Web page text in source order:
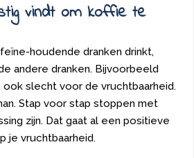
vindt om koffie te
houdende dranken drinkt,
andere dranken. Bijvoorbeeld
ook slecht voor de vruchtbaarheid.
Stap voor stap stoppen met
zijn. Dat gaat al een positieve
je vruchtbaarheid.